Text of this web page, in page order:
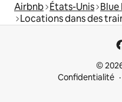
Airbnb États-Unis
Locations dans des
©
Confidentialité